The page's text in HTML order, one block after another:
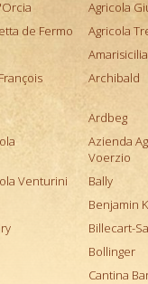
Chesnelong
David
Yquem
Arnaud
Giovan
de Saint-Gervais
Agricola
de Fermo
Agricola
Archibald
Ardbeg
Azienda
Voerzio
Venturini
Bally
Benjamin
Billecart-
Bollinger
Cantina